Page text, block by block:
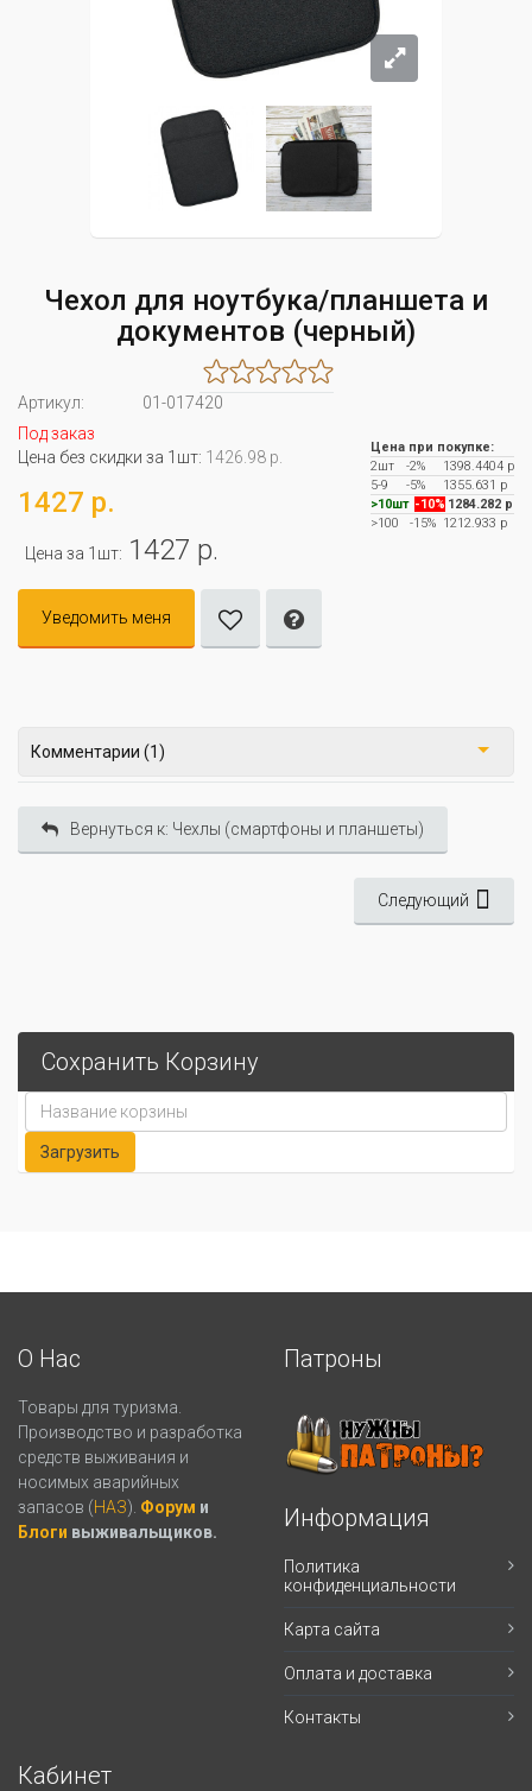
Чехол для ноутбука/планшета и
документов (черный)
Артикул:
01-017420
Под заказ
Цена без скидки за 1шт: 1426.98 р.
1427 р.
Цена за 1шт: 1427 р.
Цена при покупке:
2шт
-2%
1398.4404 р
5-9
-5%
1355.631 р
>10шт -10% 1284.282 р
>100
-15% 1212.933 р
Уведомить меня
Комментарии (1)
Вернуться к: Чехлы (смартфоны и планшеты)
Следующий
Сохранить Корзину
О Нас
Товары для туризма.
Производство и разработка
средств выживания и
носимых аварийных
запасов (НАЗ). Форум и
Блоги выживальщиков.
Патроны
Информация
Политика
конфиденциальности
Карта сайта
Оплата и доставка
Контакты
Кабинет